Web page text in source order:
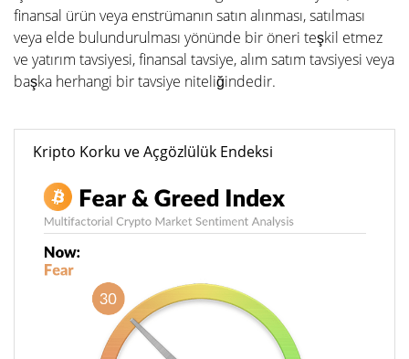
finansal ürün veya enstrümanın satın alınması, satılması
veya elde bulundurulması yönünde bir öneri teşkil etmez
ve yatırım tavsiyesi, finansal tavsiye, alım satım tavsiyesi veya
başka herhangi bir tavsiye niteliğindedir.
Kripto Korku ve Açgözlülük Endeksi